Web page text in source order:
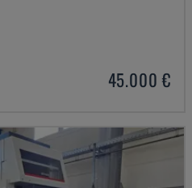
45.000 €